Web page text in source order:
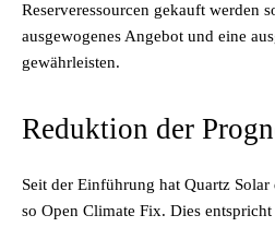
Reserveressourcen gekauft werden
ausgewogenes Angebot und eine
gewährleisten.
Reduktion der
Seit der Einführung hat Quartz
so Open Climate Fix. Dies